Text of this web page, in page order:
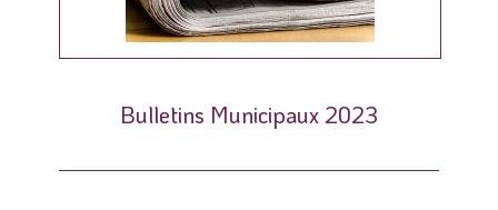
Bulletins Municipaux 2023